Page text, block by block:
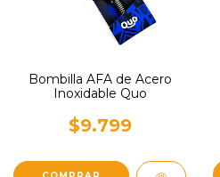
Bombilla AFA de Acero
Inoxidable Quo
$9.799